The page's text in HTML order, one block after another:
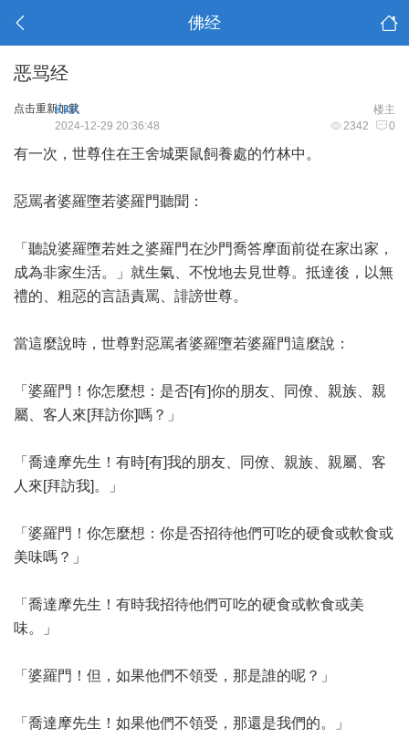
佛经
恶骂经
点击重新加载 楼主
KKK
2342 0
2024-12-29 20:36:48
有一次，世尊住在王舍城栗鼠飼養處的竹林中。
惡罵者婆羅墮若婆羅門聽聞：
「聽說婆羅墮若姓之婆羅門在沙門喬答摩面前從在家出家，
成為非家生活。」就生氣、不悅地去見世尊。抵達後，以無
禮的、粗惡的言語責罵、誹謗世尊。
當這麼說時，世尊對惡罵者婆羅墮若婆羅門這麼說：
「婆羅門！你怎麼想：是否[有]你的朋友、同僚、親族、親
屬、客人來[拜訪你]嗎？」
「喬達摩先生！有時[有]我的朋友、同僚、親族、親屬、客
人來[拜訪我]。」
「婆羅門！你怎麼想：你是否招待他們可吃的硬食或軟食或
美味嗎？」
「喬達摩先生！有時我招待他們可吃的硬食或軟食或美
味。」
「婆羅門！但，如果他們不領受，那是誰的呢？」
「喬達摩先生！如果他們不領受，那還是我們的。」